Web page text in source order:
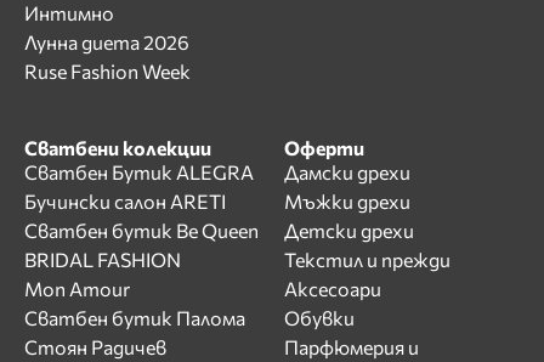
Интимно
Лунна диета 2026
Ruse Fashion Week
Сватбени колекции
Сватбен Бутик ALEGRA
Бучински салон ARETI
Сватбен бутик Be Queen
BRIDAL FASHION
Mon Amour
Сватбен бутик Палома
Стоян Радичев
Оферти
Дамски дрехи
Мъжки дрехи
Детски дрехи
Текстил и прежди
Аксесоари
Обувки
Парфюмерия и